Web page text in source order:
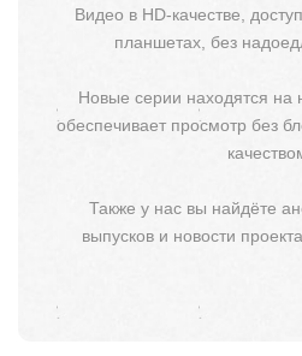
Видео в HD-качестве,
планшетах, без
Новые серии находятся на
обеспечивает просмотр без
Также у нас вы найдёте
выпусков и новости